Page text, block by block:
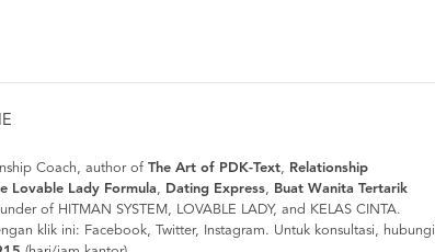
Coach, author of The Art of PDK-Text, Relationship
Lovable Lady Formula, Dating Express, Buat Wanita Tertarik
of HITMAN SYSTEM, LOVABLE LADY, and KELAS CINTA.
klik ini: Facebook, Twitter, Instagram. Untuk konsultasi, hubungi